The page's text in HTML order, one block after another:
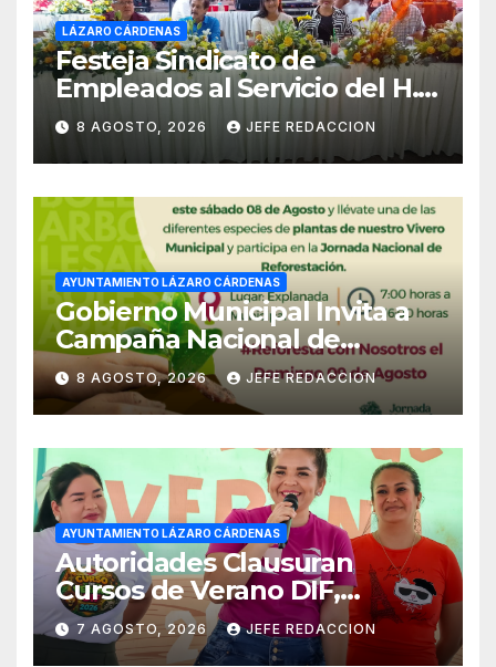
LÁZARO CÁRDENAS
Festeja Sindicato de
Empleados al Servicio del H.
Ayuntamiento de LZC Día del
Empleado Municipal
8 AGOSTO, 2026 JEFE REDACCION
AYUNTAMIENTO LÁZARO CÁRDENAS
Gobierno Municipal Invita a
Campaña Nacional de
Reforestación
8 AGOSTO, 2026 JEFE REDACCION
AYUNTAMIENTO LÁZARO CÁRDENAS
Autoridades Clausuran
Cursos de Verano DIF,
Seguridad Pública y Casa de
Cultura 2026
7 AGOSTO, 2026 JEFE REDACCION